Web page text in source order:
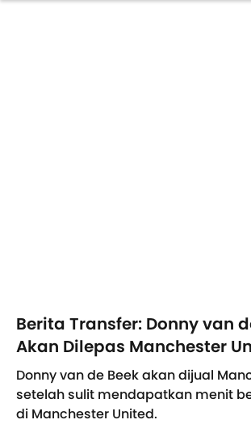
Berita Transfer: Donny van
Akan Dilepas Manchester
Donny van de Beek akan dijual
setelah sulit mendapatkan menit
di Manchester United.